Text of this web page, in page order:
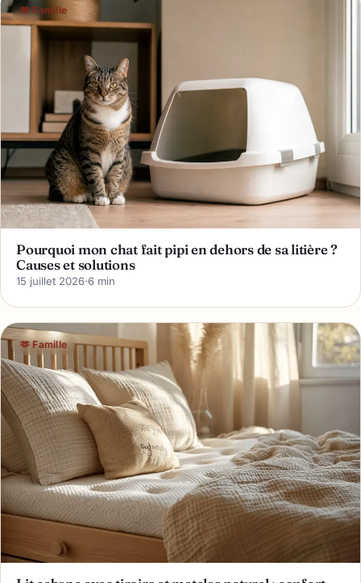
🫶 Famille
Pourquoi mon chat fait pipi en dehors de sa litière ?
Causes et solutions
15 juillet 2026·6 min
🫶 Famille